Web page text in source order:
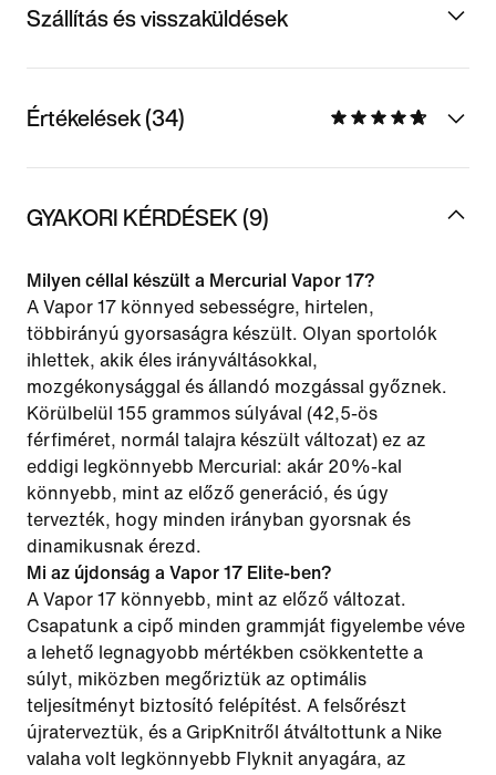
Szállítás és visszaküldések
Értékelések (34)
GYAKORI KÉRDÉSEK (9)
Milyen céllal készült a Mercurial Vapor 17?
A Vapor 17 könnyed sebességre, hirtelen,
többirányú gyorsaságra készült. Olyan sportolók
ihlettek, akik éles irányváltásokkal,
mozgékonysággal és állandó mozgással győznek.
Körülbelül 155 grammos súlyával (42,5-ös
férfiméret, normál talajra készült változat) ez az
eddigi legkönnyebb Mercurial: akár 20%-kal
könnyebb, mint az előző generáció, és úgy
tervezték, hogy minden irányban gyorsnak és
dinamikusnak érezd.
Mi az újdonság a Vapor 17 Elite-ben?
A Vapor 17 könnyebb, mint az előző változat.
Csapatunk a cipő minden grammját figyelembe véve
a lehető legnagyobb mértékben csökkentette a
súlyt, miközben megőriztük az optimális
teljesítményt biztosító felépítést. A felsőrészt
újraterveztük, és a GripKnitről átváltottunk a Nike
valaha volt legkönnyebb Flyknit anyagára, az